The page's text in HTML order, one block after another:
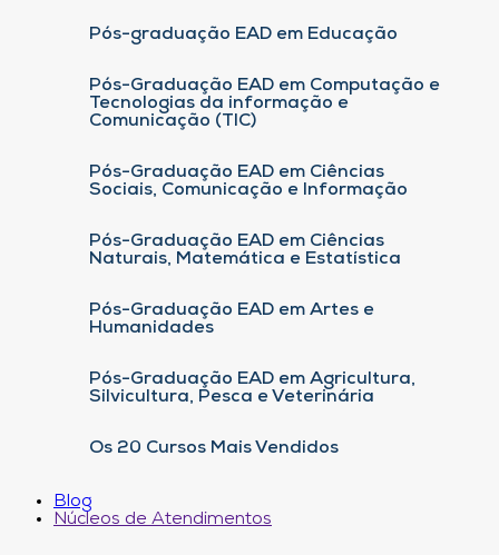
Pós-graduação EAD em Educação
Pós-Graduação EAD em Computação e
Tecnologias da informação e
Comunicação (TIC)
Pós-Graduação EAD em Ciências
Sociais, Comunicação e Informação
Pós-Graduação EAD em Ciências
Naturais, Matemática e Estatística
Pós-Graduação EAD em Artes e
Humanidades
Pós-Graduação EAD em Agricultura,
Silvicultura, Pesca e Veterinária
Os 20 Cursos Mais Vendidos
Blog
Núcleos de Atendimentos